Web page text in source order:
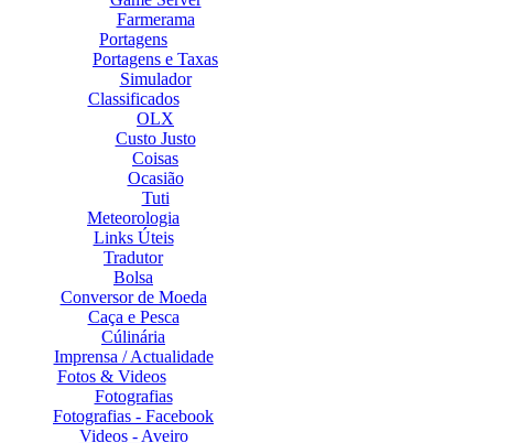
Farmerama
Portagens
Portagens e Taxas
Simulador
Classificados
OLX
Custo Justo
Coisas
Ocasião
Tuti
Meteorologia
Links Úteis
Tradutor
Bolsa
Conversor de Moeda
Caça e Pesca
Cúlinária
Imprensa / Actualidade
Fotos & Videos
Fotografias
Fotografias - Facebook
Videos - Aveiro